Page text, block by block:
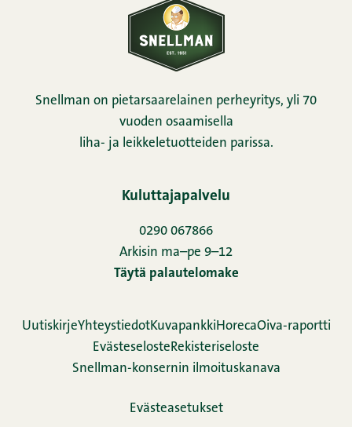
Snellman on pietarsaarelainen perheyritys, yli 70
vuoden osaamisella
liha- ja leikkeletuotteiden parissa.
Kuluttajapalvelu
0290 067866
Arkisin ma–pe 9–12
Täytä palautelomake
UutiskirjeYhteystiedotKuvapankki HorecaOiva-raportti
Evästeseloste Rekisteriseloste
Snellman-konsernin ilmoituskanava
Evästeasetukset